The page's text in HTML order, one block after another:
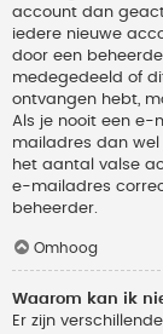
account dan
iedere nieuwe
door een
medegedeeld of
ontvangen hebt,
Als je nooit een e-
mailadres dan wel
het aantal valse
e-mailadres
beheerder.
Omhoog
Waarom kan ik
Er zijn